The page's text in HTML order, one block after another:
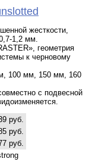
жесткости,
1,2 мм.
геометрия
к черновому
100 мм, 150 мм, 160
с подвесной
руб.
руб.
руб.